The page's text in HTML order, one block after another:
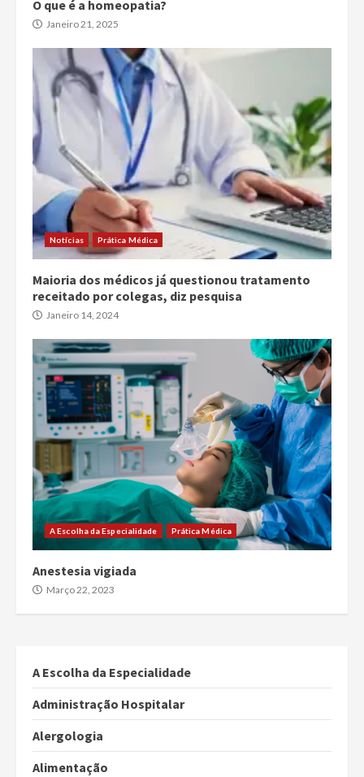
O que é a homeopatia?
Janeiro 21, 2025
Notícias Prática Médica
Maioria dos médicos já questionou tratamento
receitado por colegas, diz pesquisa
Janeiro 14, 2024
A Escolha da Especialidade Prática Médica
Anestesia vigiada
Março 22, 2023
A Escolha da Especialidade
Administração Hospitalar
Alergologia
Alimentação